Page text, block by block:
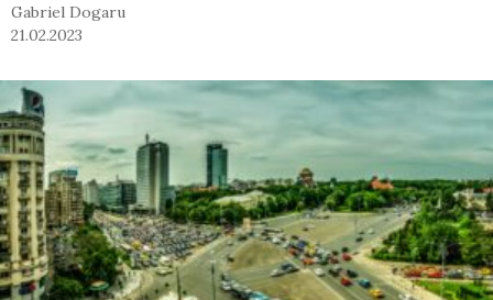
Gabriel Dogaru
21.02.2023